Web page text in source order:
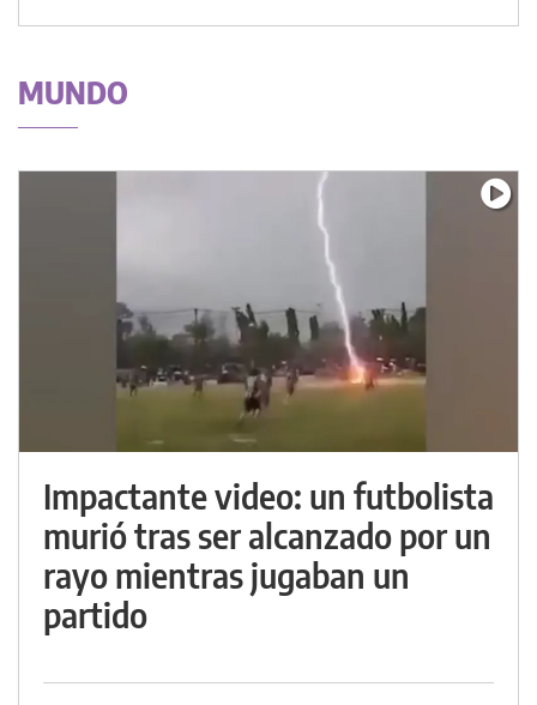
MUNDO
Impactante video: un futbolista
murió tras ser alcanzado por un
rayo mientras jugaban un
partido